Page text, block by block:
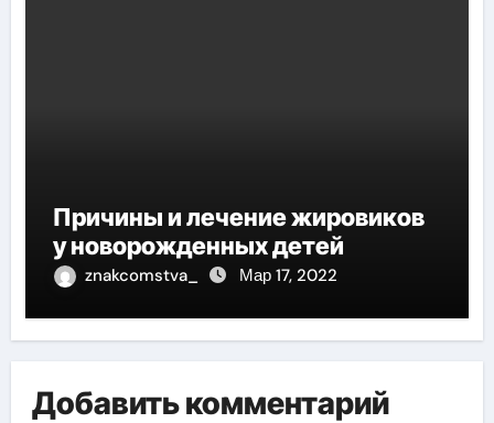
Причины и лечение жировиков
у новорожденных детей
znakcomstva_ Мар 17, 2022
Добавить комментарий